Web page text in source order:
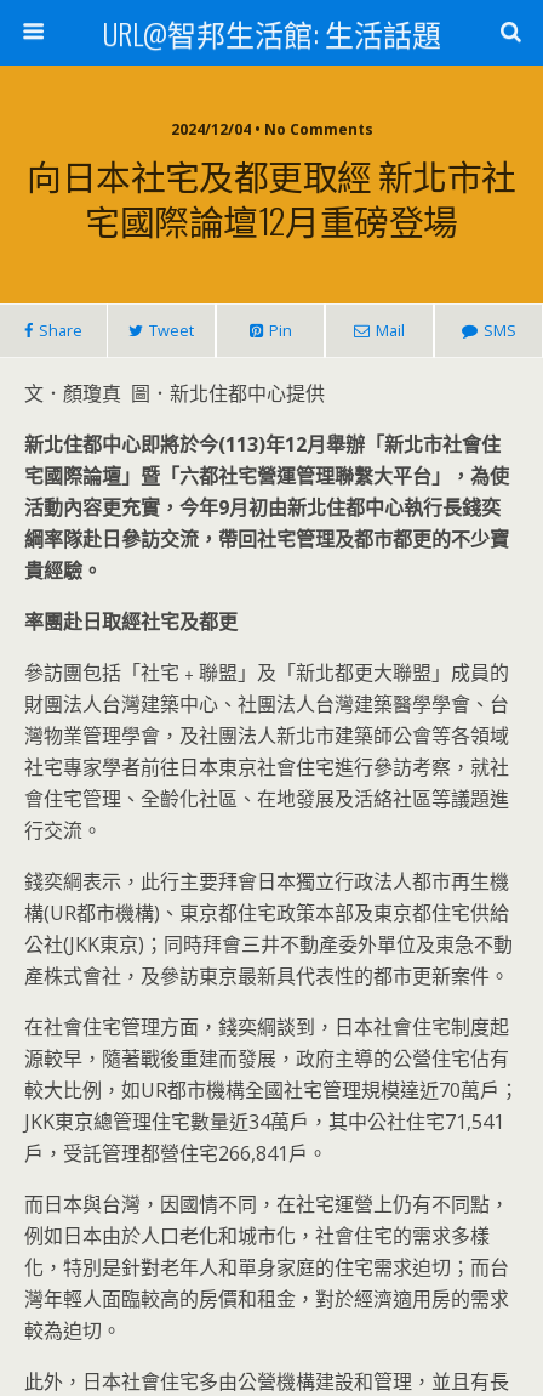
URL@智邦生活館: 生活話題
2024/12/04 • No Comments
向日本社宅及都更取經 新北市社
宅國際論壇12月重磅登場
Share Tweet Pin Mail SMS
文．顏瓊真 圖．新北住都中心提供
新北住都中心即將於今(113)年12月舉辦「新北市社會住
宅國際論壇」暨「六都社宅營運管理聯繫大平台」，為使
活動內容更充實，今年9月初由新北住都中心執行長錢奕
綱率隊赴日參訪交流，帶回社宅管理及都市都更的不少寶
貴經驗。
率團赴日取經社宅及都更
參訪團包括「社宅﹢聯盟」及「新北都更大聯盟」成員的
財團法人台灣建築中心、社團法人台灣建築醫學學會、台
灣物業管理學會，及社團法人新北市建築師公會等各領域
社宅專家學者前往日本東京社會住宅進行參訪考察，就社
會住宅管理、全齡化社區、在地發展及活絡社區等議題進
行交流。
錢奕綱表示，此行主要拜會日本獨立行政法人都市再生機
構(UR都市機構)、東京都住宅政策本部及東京都住宅供給
公社(JKK東京)；同時拜會三井不動產委外單位及東急不動
產株式會社，及參訪東京最新具代表性的都市更新案件。
在社會住宅管理方面，錢奕綱談到，日本社會住宅制度起
源較早，隨著戰後重建而發展，政府主導的公營住宅佔有
較大比例，如UR都市機構全國社宅管理規模達近70萬戶；
JKK東京總管理住宅數量近34萬戶，其中公社住宅71,541
戶，受託管理都營住宅266,841戶。
而日本與台灣，因國情不同，在社宅運營上仍有不同點，
例如日本由於人口老化和城市化，社會住宅的需求多樣
化，特別是針對老年人和單身家庭的住宅需求迫切；而台
灣年輕人面臨較高的房價和租金，對於經濟適用房的需求
較為迫切。
此外，日本社會住宅多由公營機構建設和管理，並且有長